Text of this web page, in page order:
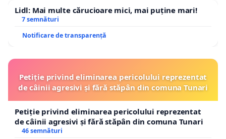
Lidl: Mai multe cărucioare mici, mai puține mari!
7 semnături
Notificare de transparență
Petiție privind eliminarea pericolului reprezentat
de câinii agresivi și fără stăpân din comuna Tunari
Petiție privind eliminarea pericolului reprezentat
de câinii agresivi și fără stăpân din comuna Tunari
46 semnături